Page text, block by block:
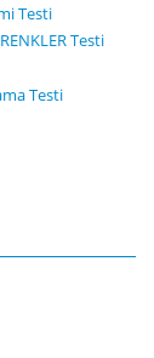
Testi
Testi
Testi